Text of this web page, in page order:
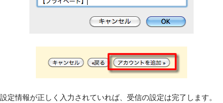
設定情報が正しく入力されていれば、受信の設定は完了します。